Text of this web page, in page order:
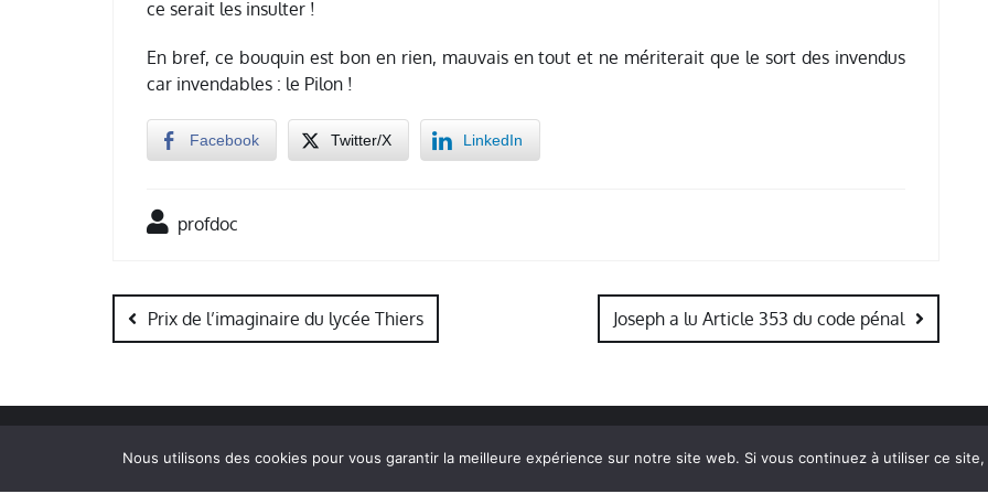
ce serait les insulter !
En bref, ce bouquin est bon en rien, mauvais en tout et ne mériterait que le sort des invendus
car invendables : le Pilon !
Facebook Twitter/X LinkedIn
profdoc
Navigation
dePrix de l’imaginaire du lycée Thiers Joseph a lu Article 353 du code pénal
Nous utilisons des cookies pour vous garantir la meilleure expérience sur notre site web. Si vous continuez à utiliser ce